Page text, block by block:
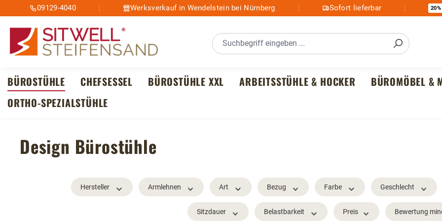
Hauptinhalt springen
Zur Suche springen
Zur Hauptnavigation springen
09129-4040 Werksverkauf in Wendelstein bei Nürnberg Sofort lieferbar 20%
BÜROSTÜHLE CHEFSESSEL BÜROSTÜHLE XXL ARBEITSSTÜHLE & HOCKER BÜROMÖBEL &
ORTHO-SPEZIALSTÜHLE
Design Bürostühle
Hersteller Armlehnen Art Bezug Farbe Geschlecht
Sitzdauer Belastbarkeit Preis Bewertung